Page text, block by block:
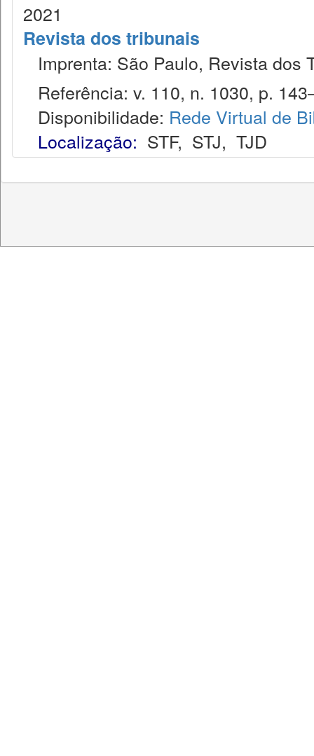
2021
Revista dos tribunais
Imprenta: São Paulo, Revista dos
Referência: v. 110, n. 1030, p.
Disponibilidade: Rede Virtual de
Localização: STF, STJ, TJD